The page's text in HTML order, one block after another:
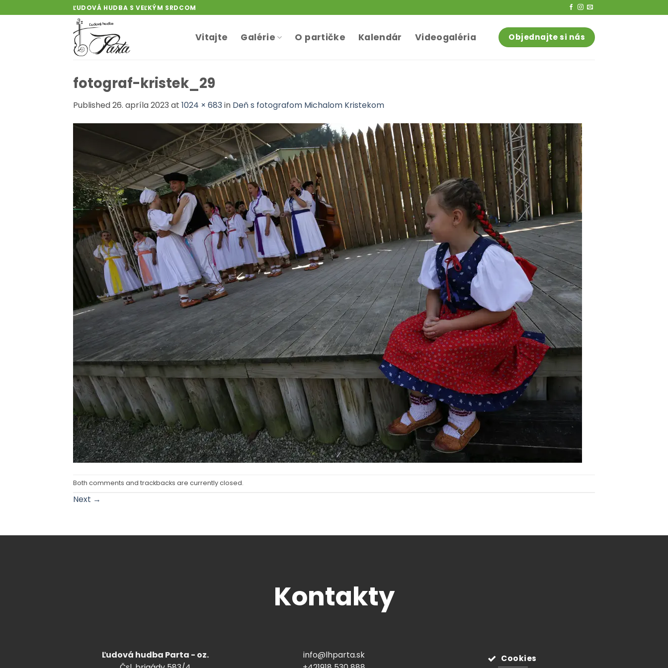
to
ĽUDOVÁ HUDBA S VEĽKÝM SRDCOM
Vitajte Galérie O partičke Kalendár Videogaléria Objednajte si nás
fotograf-kristek_29
Published26. apríla 2023 at 1024 × 683in Deň s fotografom Michalom Kristekom
Both comments and trackbacks are currently closed.
Next →
Kontakty
Ľudová hudba Parta - oz.
info@lhparta.sk
Cookies